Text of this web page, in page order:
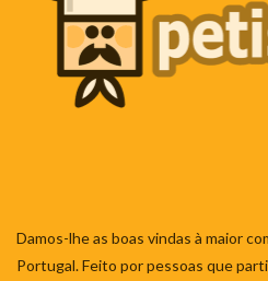
Damos-lhe as boas vindas à maior
Portugal. Feito por pessoas que